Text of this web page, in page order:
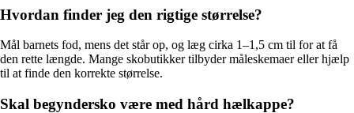
Hvordan finder jeg den rigtige størrelse?
Mål barnets fod, mens det står op, og læg cirka 1–1,5 cm til for at få
den rette længde. Mange skobutikker tilbyder måleskemaer eller hjælp
til at finde den korrekte størrelse.
Skal begyndersko være med hård hælkappe?